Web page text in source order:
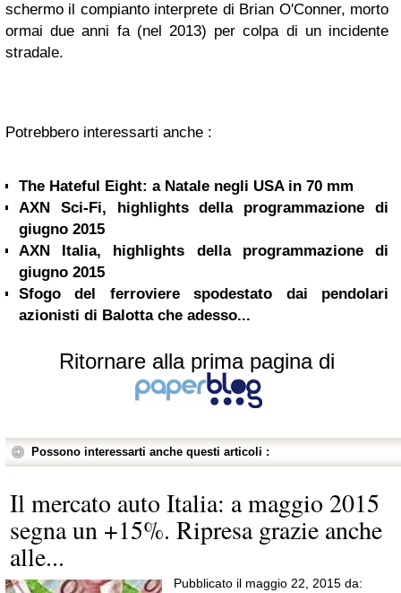
schermo il compianto interprete di Brian O'Conner, morto
ormai due anni fa (nel 2013) per colpa di un incidente
stradale.
Potrebbero interessarti anche :
The Hateful Eight: a Natale negli USA in 70 mm
AXN Sci-Fi, highlights della programmazione di
giugno 2015
AXN Italia, highlights della programmazione di
giugno 2015
Sfogo del ferroviere spodestato dai pendolari
azionisti di Balotta che adesso...
Ritornare alla prima pagina di
Possono interessarti anche questi articoli :
Il mercato auto Italia: a maggio 2015
segna un +15%. Ripresa grazie anche
alle...
Pubblicato il maggio 22, 2015 da: